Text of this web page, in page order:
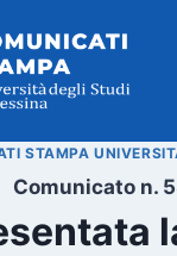
STAMPA
Comunicato n.